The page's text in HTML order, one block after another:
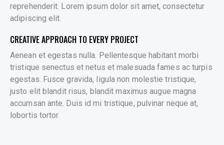
reprehenderit. Lorem ipsum dolor sit amet, consectetur
adipiscing elit.
CREATIVE APPROACH TO EVERY PROJECT
Aenean et egestas nulla. Pellentesque habitant morbi
tristique senectus et netus et malesuada fames ac turpis
egestas. Fusce gravida, ligula non molestie tristique,
justo elit blandit risus, blandit maximus augue magna
accumsan ante. Duis id mi tristique, pulvinar neque at,
lobortis tortor.